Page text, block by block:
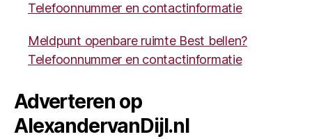
Telefoonnummer en contactinformatie
Meldpunt openbare ruimte Best bellen?
Telefoonnummer en contactinformatie
Adverteren op
AlexandervanDijl.nl